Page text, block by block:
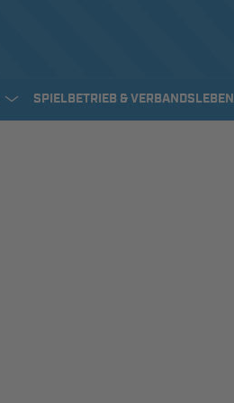
SPIELBETRIEB & VERBANDSLEBEN